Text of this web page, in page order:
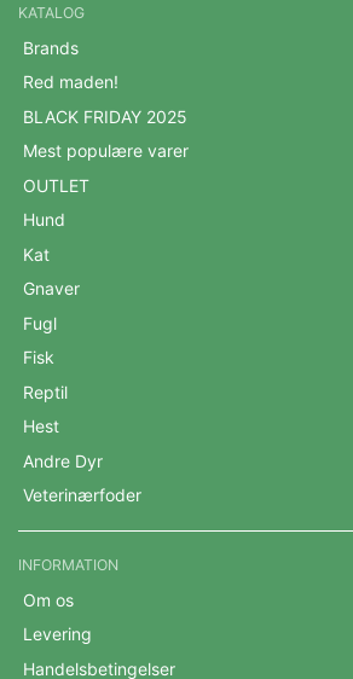
KATALOG
Brands
Red maden!
BLACK FRIDAY 2025
Mest populære varer
OUTLET
Hund
Kat
Gnaver
Fugl
Fisk
Reptil
Hest
Andre Dyr
Veterinærfoder
INFORMATION
Om os
Levering
Handelsbetingelser